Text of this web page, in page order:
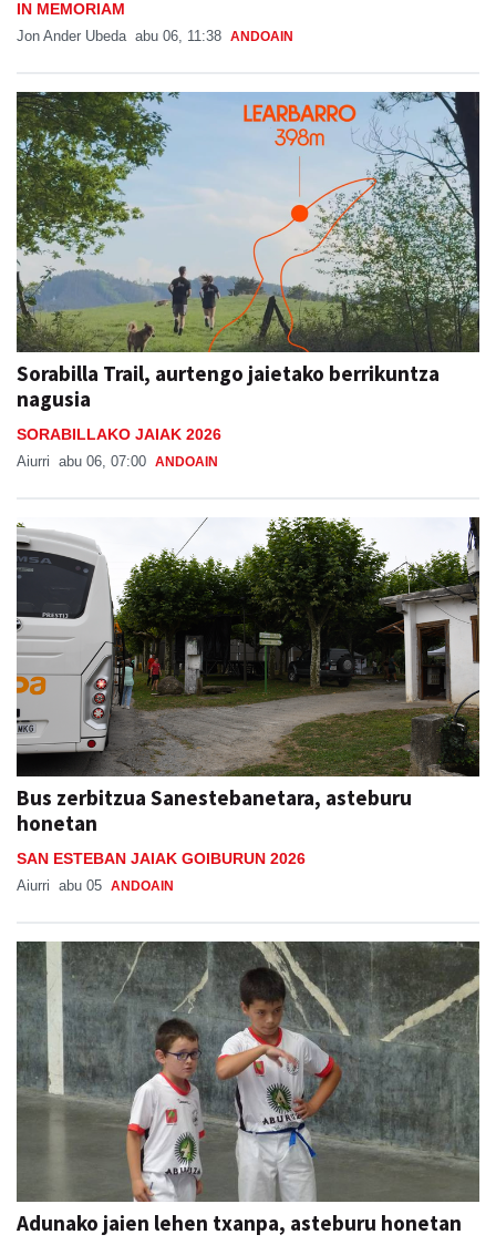
IN MEMORIAM
Jon Ander Ubeda abu 06, 11:38 ANDOAIN
Sorabilla Trail, aurtengo jaietako berrikuntza
nagusia
SORABILLAKO JAIAK 2026
Aiurri abu 06, 07:00 ANDOAIN
Bus zerbitzua Sanestebanetara, asteburu
honetan
SAN ESTEBAN JAIAK GOIBURUN 2026
Aiurri abu 05 ANDOAIN
Adunako jaien lehen txanpa, asteburu honetan